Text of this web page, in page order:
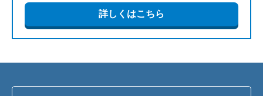
詳しくはこちら